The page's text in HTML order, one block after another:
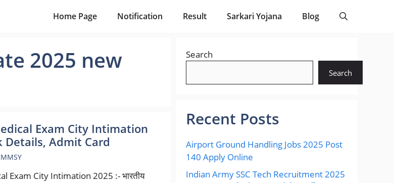
Home Page Notification Result Sarkari Yojana Blog
2025 new
Exam City Intimation
Details, Admit Card
Exam City Intimation 2025 :- भारतीय
Search
Search
Recent Posts
Airport Ground Handling Jobs 2025 Post
140 Apply Online
Indian Army SSC Tech Recruitment 2025